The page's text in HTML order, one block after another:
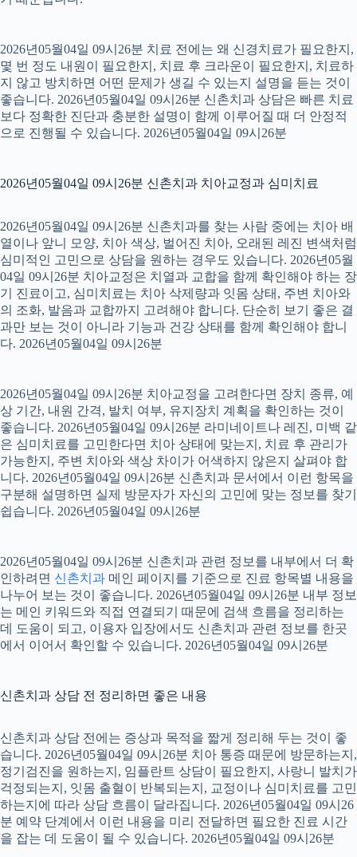
2026년05월04일 09시26분 치료 전에는 왜 신경치료가 필요한지,
몇 번 정도 내원이 필요한지, 치료 후 크라운이 필요한지, 치료하
지 않고 방치하면 어떤 문제가 생길 수 있는지 설명을 듣는 것이
좋습니다. 2026년05월04일 09시26분 신촌치과 상담은 빠른 치료
보다 정확한 진단과 충분한 설명이 함께 이루어질 때 더 안정적
으로 진행될 수 있습니다. 2026년05월04일 09시26분
2026년05월04일 09시26분 신촌치과 치아교정과 심미치료
2026년05월04일 09시26분 신촌치과를 찾는 사람 중에는 치아 배
열이나 앞니 모양, 치아 색상, 벌어진 치아, 오래된 레진 변색처럼
심미적인 고민으로 상담을 원하는 경우도 있습니다. 2026년05월
04일 09시26분 치아교정은 치열과 교합을 함께 확인해야 하는 장
기 진료이고, 심미치료는 치아 삭제량과 잇몸 상태, 주변 치아와
의 조화, 발음과 교합까지 고려해야 합니다. 단순히 보기 좋은 결
과만 보는 것이 아니라 기능과 건강 상태를 함께 확인해야 합니
다. 2026년05월04일 09시26분
2026년05월04일 09시26분 치아교정을 고려한다면 장치 종류, 예
상 기간, 내원 간격, 발치 여부, 유지장치 계획을 확인하는 것이
좋습니다. 2026년05월04일 09시26분 라미네이트나 레진, 미백 같
은 심미치료를 고민한다면 치아 상태에 맞는지, 치료 후 관리가
가능한지, 주변 치아와 색상 차이가 어색하지 않은지 살펴야 합
니다. 2026년05월04일 09시26분 신촌치과 문서에서 이런 항목을
구분해 설명하면 실제 방문자가 자신의 고민에 맞는 정보를 찾기
쉽습니다. 2026년05월04일 09시26분
2026년05월04일 09시26분 신촌치과 관련 정보를 내부에서 더 확
인하려면 신촌치과 메인 페이지를 기준으로 진료 항목별 내용을
나누어 보는 것이 좋습니다. 2026년05월04일 09시26분 내부 정보
는 메인 키워드와 직접 연결되기 때문에 검색 흐름을 정리하는
데 도움이 되고, 이용자 입장에서도 신촌치과 관련 정보를 한곳
에서 이어서 확인할 수 있습니다. 2026년05월04일 09시26분
신촌치과 상담 전 정리하면 좋은 내용
신촌치과 상담 전에는 증상과 목적을 짧게 정리해 두는 것이 좋
습니다. 2026년05월04일 09시26분 치아 통증 때문에 방문하는지,
정기검진을 원하는지, 임플란트 상담이 필요한지, 사랑니 발치가
걱정되는지, 잇몸 출혈이 반복되는지, 교정이나 심미치료를 고민
하는지에 따라 상담 흐름이 달라집니다. 2026년05월04일 09시26
분 예약 단계에서 이런 내용을 미리 전달하면 필요한 진료 시간
을 잡는 데 도움이 될 수 있습니다. 2026년05월04일 09시26분